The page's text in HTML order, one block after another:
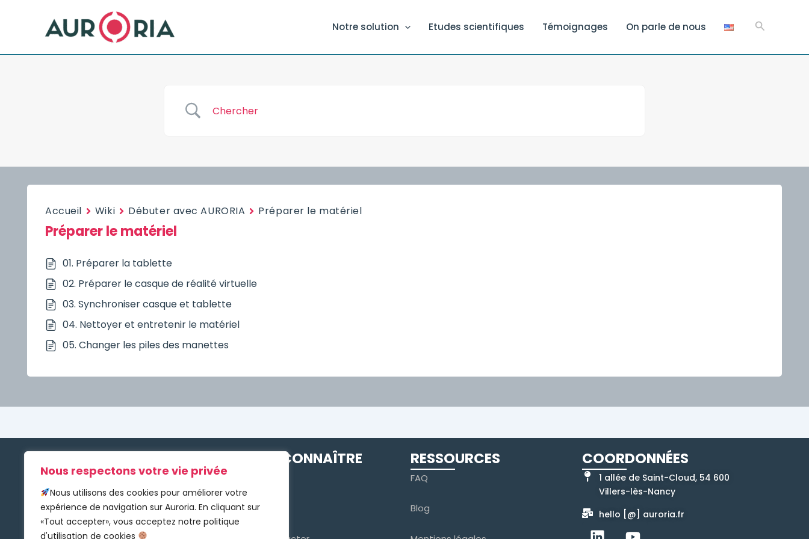
Nous respectons votre vie privée
Nous utilisons des cookies pour améliorer votre
expérience de navigation sur Auroria. En cliquant sur
«Tout accepter», vous acceptez notre politique
d'utilisation de cookies
Notre solution Etudes scientifiques Témoignages On parle de nous
Accueil Wiki Débuter avec AURORIA Préparer le matériel
Préparer le matériel
01. Préparer la tablette
02. Préparer le casque de réalité virtuelle
03. Synchroniser casque et tablette
04. Nettoyer et entretenir le matériel
05. Changer les piles des manettes
NOUS CONNAÎTRE
L’équipe
RESSOURCES
FAQ
Blog
COORDONNÉES
1 allée de Saint-Cloud, 54 600
Villers-lès-Nancy
hello [@] auroria.fr
L Y